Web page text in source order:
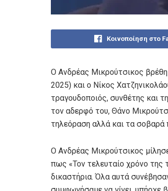
Κοινοποίηση στο
Ο Ανδρέας Μικρούτσικος
2025) και ο Νίκος
τραγουδοποιός, συνθέτης και
τον αδερφό του, Θάνο
τηλεόραση αλλά και τα σοβαρά
Ο Ανδρέας Μικρούτσικος
πως «Τον τελευταίο χρόνο της
δικαστήρια. Όλα αυτά